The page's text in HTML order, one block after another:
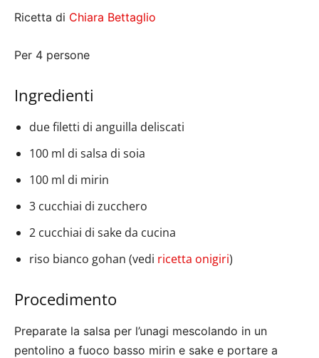
Ricetta di Chiara Bettaglio
Per 4 persone
Ingredienti
due filetti di anguilla deliscati
100 ml di salsa di soia
100 ml di mirin
3 cucchiai di zucchero
2 cucchiai di sake da cucina
riso bianco gohan (vedi ricetta onigiri)
Procedimento
Preparate la salsa per l’unagi mescolando in un
pentolino a fuoco basso mirin e sake e portare a